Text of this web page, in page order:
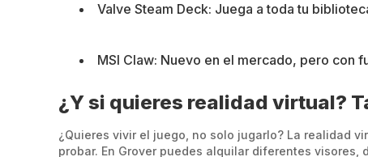
Valve Steam Deck: Juega a toda tu
MSI Claw: Nuevo en el mercado, pero con
¿Y si quieres realidad virtual?
¿Quieres vivir el juego, no solo jugarlo? La realidad
probar. En Grover puedes alquilar diferentes